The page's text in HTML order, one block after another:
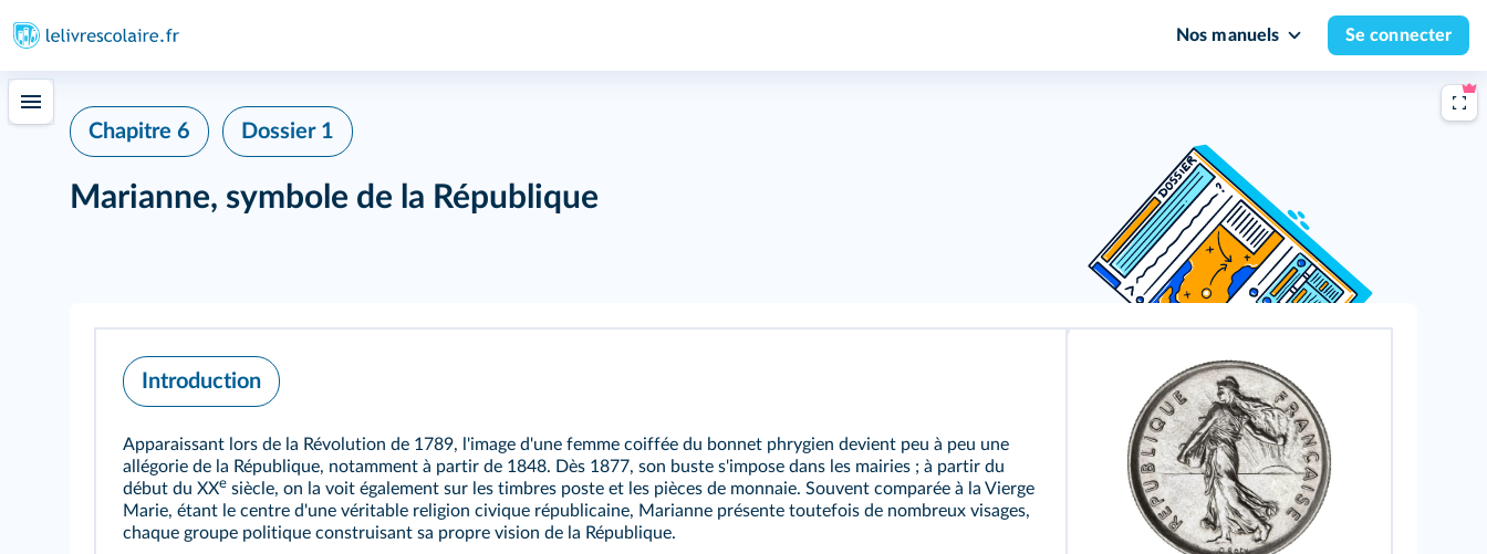
Nos manuels Se connecter
Chapitre 6 Dossier 1
Marianne, symbole de la République
Introduction
Apparaissant lors de la Révolution de 1789, l'image d'une femme coiffée du bonnet phrygien devient peu à peu une
allégorie de la République, notamment à partir de 1848. Dès 1877, son buste s'impose dans les mairies ; à partir du
début du XXe siècle, on la voit également sur les timbres poste et les pièces de monnaie. Souvent comparée à la Vierge
Marie, étant le centre d'une véritable religion civique républicaine, Marianne présente toutefois de nombreux visages,
chaque groupe politique construisant sa propre vision de la République.